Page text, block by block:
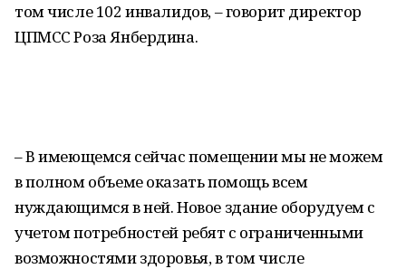
том числе 102 инвалидов, – говорит директор
ЦПМСС Роза Янбердина.
– В имеющемся сейчас помещении мы не можем
в полном объеме оказать помощь всем
нуждающимся в ней. Новое здание оборудуем с
учетом потребностей ребят с ограниченными
возможностями здоровья, в том числе